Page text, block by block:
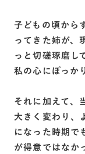
子どもの頃から
ってきた姉が、
っと切磋琢磨し
私の心にぽっか
それに加えて、
大きく変わり、
になった時期で
が得意ではなか